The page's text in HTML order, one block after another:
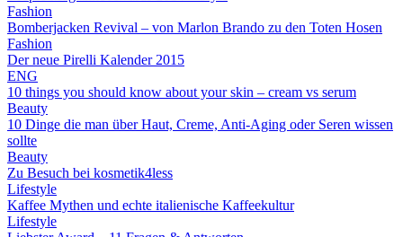
Fashion
Bomberjacken Revival – von Marlon Brando zu den Toten Hosen
Fashion
Der neue Pirelli Kalender 2015
ENG
10 things you should know about your skin – cream vs serum
Beauty
10 Dinge die man über Haut, Creme, Anti-Aging oder Seren wissen
sollte
Beauty
Zu Besuch bei kosmetik4less
Lifestyle
Kaffee Mythen und echte italienische Kaffeekultur
Lifestyle